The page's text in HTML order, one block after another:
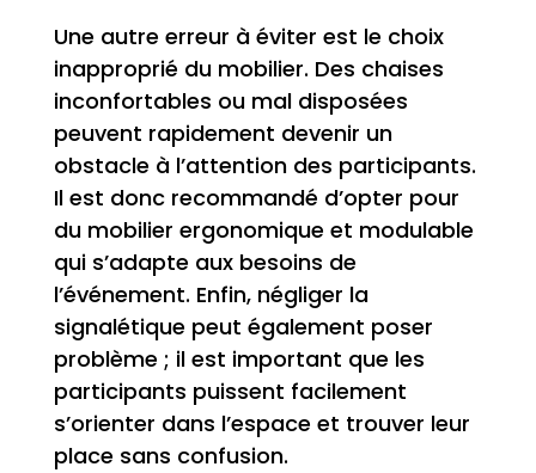
Une autre erreur à éviter est le choix
inapproprié du mobilier. Des chaises
inconfortables ou mal disposées
peuvent rapidement devenir un
obstacle à l’attention des participants.
Il est donc recommandé d’opter pour
du mobilier ergonomique et modulable
qui s’adapte aux besoins de
l’événement. Enfin, négliger la
signalétique peut également poser
problème ; il est important que les
participants puissent facilement
s’orienter dans l’espace et trouver leur
place sans confusion.